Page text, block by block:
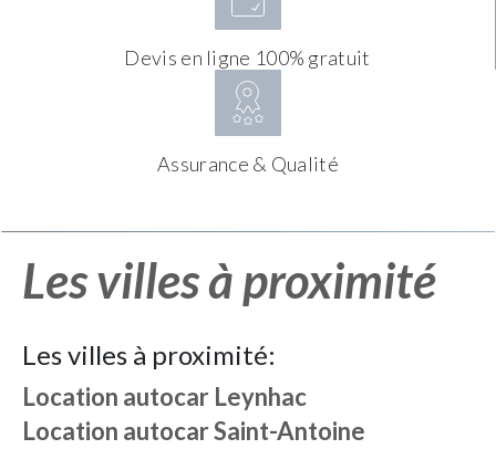
Devis en ligne 100% gratuit
Assurance & Qualité
Les villes à proximité
Les villes à proximité:
Location autocar Leynhac
Location autocarSaint-Antoine